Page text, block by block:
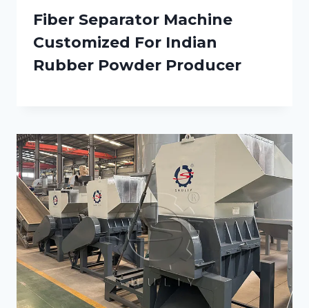
Fiber Separator Machine
Customized For Indian
Rubber Powder Producer